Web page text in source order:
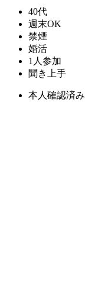
40代
週末OK
禁煙
婚活
1人参加
聞き上手
本人確認済み